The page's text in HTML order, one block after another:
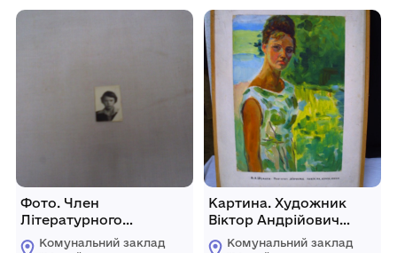
Фото. Член
Літературного
обєднання "Вись" Юрій
Комунальний заклад
Картина. Художник
Віктор Андрійович
Шульга "Портрет
Комунальний заклад